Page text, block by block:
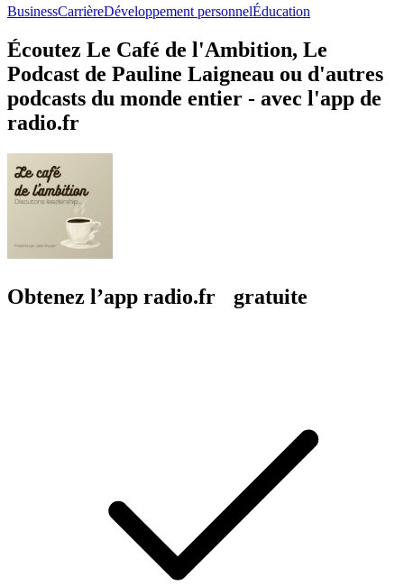
BusinessCarrièreDéveloppement personnelÉducation
Écoutez Le Café de l'Ambition, Le
Podcast de Pauline Laigneau ou d'autres
podcasts du monde entier - avec l'app de
radio.fr
Obtenez l’app radio.fr gratuite